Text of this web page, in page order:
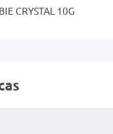
CRYSTAL 10G